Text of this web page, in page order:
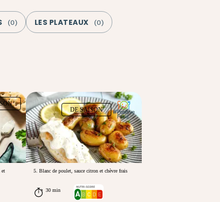
(0) LES PLATEAUX (0)
et
DE SAISON
5. Blanc de poulet, sauce citron et chèvre frais
30 min